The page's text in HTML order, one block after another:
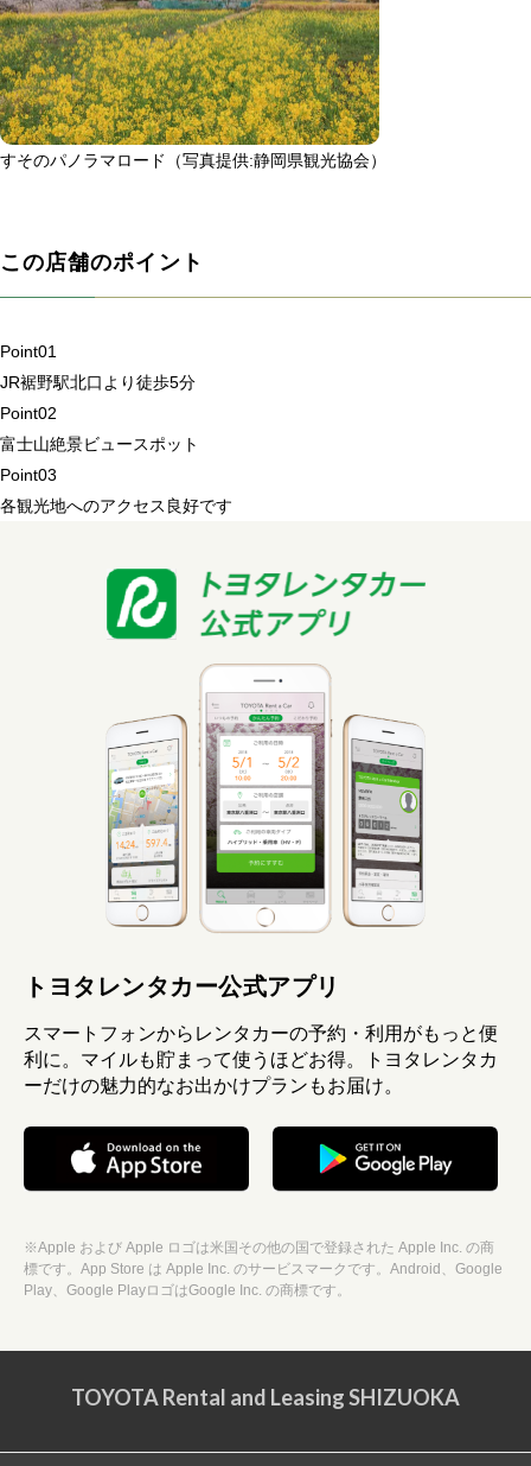
すそのパノラマロード（写真提供:静岡県観光協会）
この店舗のポイント
Point01
JR裾野駅北口より徒歩5分
Point02
富士山絶景ビュースポット
Point03
各観光地へのアクセス良好です
トヨタレンタカー公式アプリ
スマートフォンからレンタカーの予約・利用がもっと便
利に。マイルも貯まって使うほどお得。トヨタレンタカ
ーだけの魅力的なお出かけプランもお届け。
※Apple および Apple ロゴは米国その他の国で登録された Apple Inc. の商
標です。App Store は Apple Inc. のサービスマークです。Android、Google
Play、Google PlayロゴはGoogle Inc. の商標です。
TOYOTA Rental and Leasing SHIZUOKA